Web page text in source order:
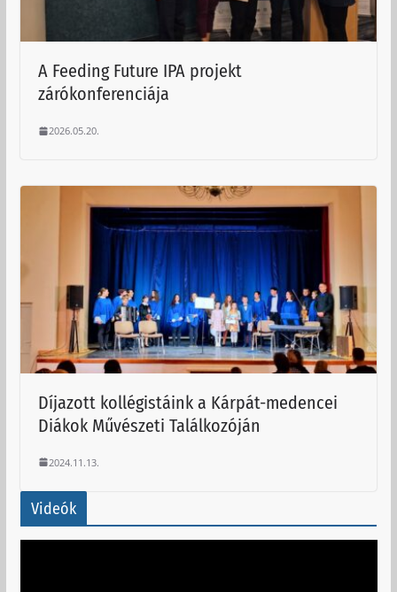
A Feeding Future IPA projekt
zárókonferenciája
2026.05.20.
Díjazott kollégistáink a Kárpát-medencei
Diákok Művészeti Találkozóján
2024.11.13.
Videók